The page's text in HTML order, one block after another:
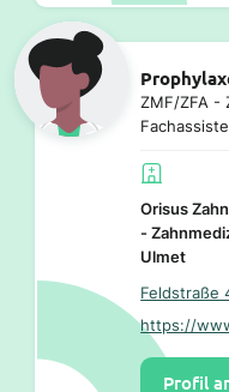
ZMF/ZFA -
Orisus
-
Ulmet
Feldstraße
Profil